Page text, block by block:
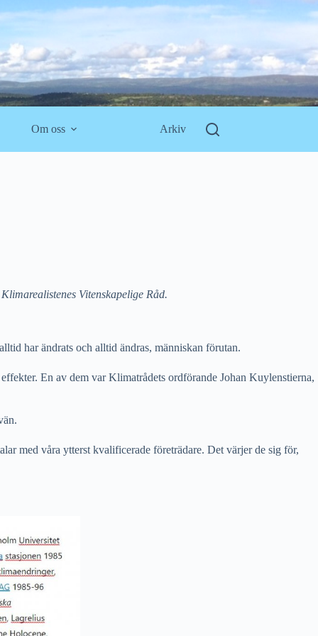
Om oss Arkiv
Vitenskapelige Råd.
har ändrats och alltid ändras, människan förutan.
En av dem var Klimatrådets ordförande Johan Kuylenstierna,
med våra ytterst kvalificerade företrädare. Det värjer de sig för,